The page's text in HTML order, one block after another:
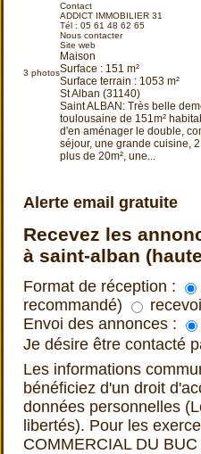
3 photos
Contact
ADDICT IMMOBILIER 31
Tél : 05 61 48 62 65
Nous contacter
Site web
Maison
Surface : 151 m²
Surface terrain : 1053 m²
St Alban (31140)
Saint ALBAN: Très belle
toulousaine de 151m²
d'en aménager le double,
séjour, une grande cuisine,
plus de 20m², une...
Alerte email gratuite
Recevez les
à saint-alban
Format de réception :
recommandé)
Envoi des annonces :
Je désire être contacté
Les informations
bénéficiez d'un droit
données personnelles
libertés). Pour les
COMMERCIAL DU